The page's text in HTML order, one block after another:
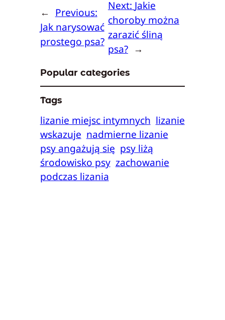
← Previous:
Jak narysować
prostego psa?
Next: Jakie
choroby można
zarazić śliną
psa? →
Popular categories
Tags
lizanie miejsc intymnych lizanie
wskazuje nadmierne lizanie
psy angażują się psy liżą
środowisko psy zachowanie
podczas lizania